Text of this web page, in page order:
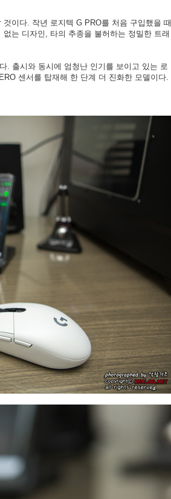
것이다. 작년 로지텍 G PRO를 처음 구입했을 때
는 디자인, 타의 추종을 불허하는 정밀한 트래
. 출시와 동시에 엄청난 인기를 보이고 있는 로
센서를 탑재해 한 단계 더 진화한 모델이다.